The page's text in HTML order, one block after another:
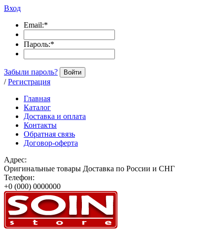
Вход
Email:*
Пароль:*
Забыли пароль? Войти
/ Регистрация
Главная
Каталог
Доставка и оплата
Контакты
Обратная связь
Договор-оферта
Адрес:
Оригинальные товары Доставка по России и СНГ
Телефон:
+0 (000) 0000000